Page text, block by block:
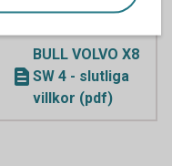
villkor (pdf)
BULL VOLVO X8
SW 4 - slutliga
villkor (pdf)